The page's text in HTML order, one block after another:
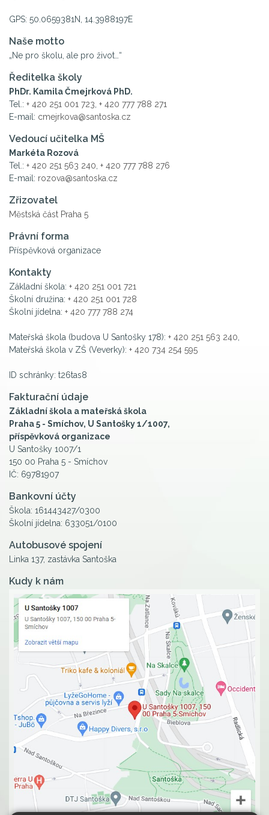
GPS: 50.0659381N, 14.3988197E
Naše motto
„Ne pro školu, ale pro život…“
Ředitelka školy
PhDr. Kamila Čmejrková PhD.
Tel.: + 420 251 001 723 + 420 777 788 271
E-mail: cmejrkova@santoska.cz
Vedoucí učitelka MŠ
Markéta Rozová
Tel.: + 420 251 563 240 + 420 777 788 276
E-mail: rozova@santoska.cz
Zřizovatel
Městská část Praha 5
Právní forma
Příspěvková organizace
Kontakty
Základní škola: + 420 251 001 721
Školní družina: + 420 251 001 728
Školní jídelna: + 420 777 788 274
Mateřská škola (budova U Santošky 178): + 420 251 563 240
Mateřská škola v ZŠ (Veverky): + 420 734 254 595
ID schránky: t26tas8
Fakturační údaje
Základní škola a mateřská škola
Praha 5 - Smíchov, U Santošky 1/1007,
příspěvková organizace
U Santošky 1007/1
150 00 Praha 5 - Smíchov
IČ: 69781907
Bankovní účty
Škola: 161443427/0300
Školní jídelna: 633051/0100
Autobusové spojení
Linka 137, zastávka Santoška
Kudy k nám